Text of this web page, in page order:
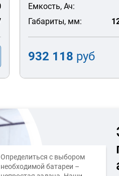
Емкость, Ач:
Габариты, мм:
932 118 руб
Определиться с выбором
необходимой батареи –